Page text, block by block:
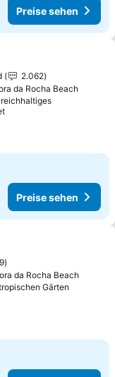
Preise sehen
hinzufügen
2.062
da Rocha Beach
Preise sehen
hinzufügen
da Rocha Beach
Gärten